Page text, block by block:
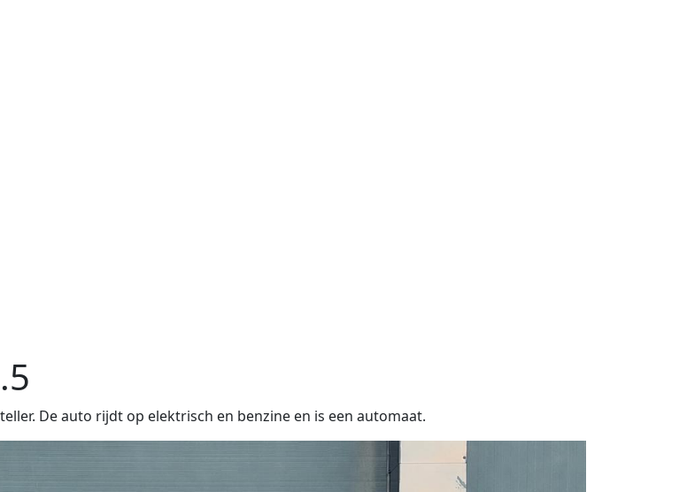
De auto rijdt op elektrisch en benzine en is een automaat.